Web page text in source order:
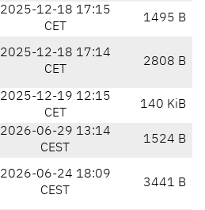
2025-12-18 17:15
CET
1495 B
2025-12-18 17:14
CET
2808 B
2025-12-19 12:15
CET
140 KiB
2026-06-29 13:14
CEST
1524 B
2026-06-24 18:09
CEST
3441 B